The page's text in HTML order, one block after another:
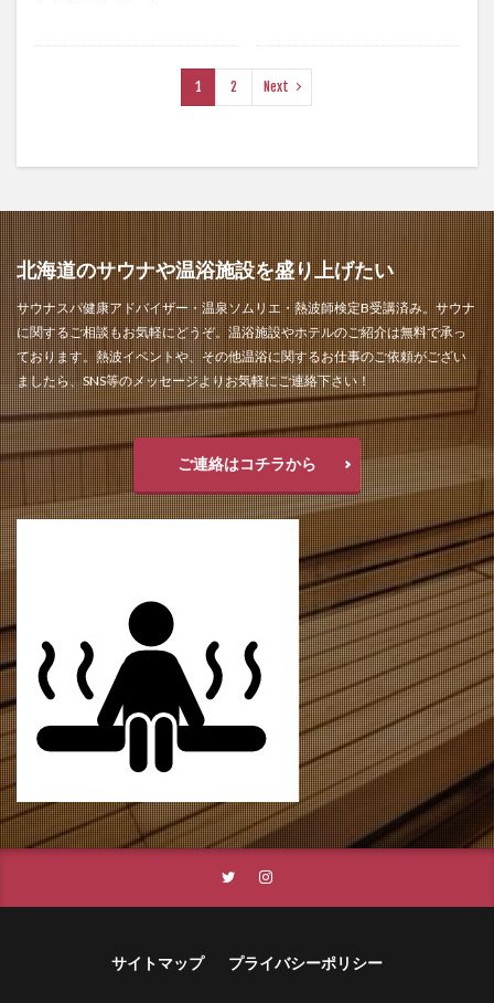
1 2 Next
北海道のサウナや温浴施設を盛り上げたい
サウナスパ健康アドバイザー・温泉ソムリエ・熱波師検定B受講済み。サウナ
に関するご相談もお気軽にどうぞ。温浴施設やホテルのご紹介は無料で承っ
ております。熱波イベントや、その他温浴に関するお仕事のご依頼がござい
ましたら、SNS等のメッセージよりお気軽にご連絡下さい！
ご連絡はコチラから
サイトマップ プライバシーポリシー